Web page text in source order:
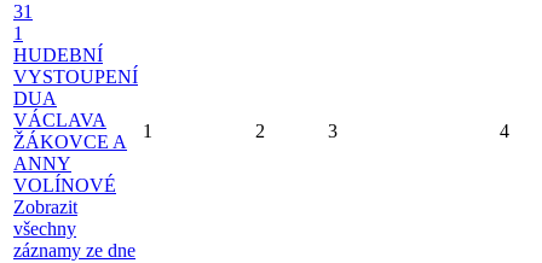
31
1
HUDEBNÍ
VYSTOUPENÍ
DUA
VÁCLAVA
ŽÁKOVCE A
ANNY
VOLÍNOVÉ
Zobrazit
všechny
záznamy ze dne
1 2 3 4